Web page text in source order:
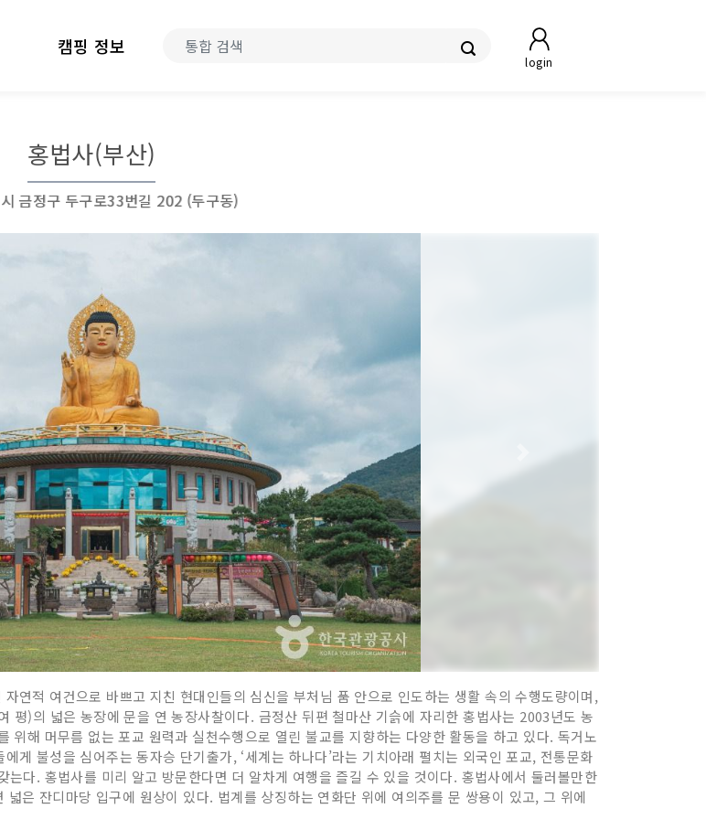
login
캠핑 정보
홍법사(부산)
금정구 두구로33번길 202 (두구동)
연적 여건으로 바쁘고 지친 현대인들의 심신을 부처님 품 안으로 인도하는 생활 속의 수행도량이며,
)의 넓은 농장에 문을 연 농장사찰이다. 금정산 뒤편 철마산 기슭에 자리한 홍법사는 2003년도 농
위해 머무름 없는 포교 원력과 실천수행으로 열린 불교를 지향하는 다양한 활동을 하고 있다. 독거노
게 불성을 심어주는 동자승 단기출가, ‘세계는 하나다’라는 기치아래 펼치는 외국인 포교, 전통문화
다. 홍법사를 미리 알고 방문한다면 더 알차게 여행을 즐길 수 있을 것이다. 홍법사에서 둘러볼만한
은 잔디마당 입구에 원상이 있다. 법계를 상징하는 연화단 위에 여의주를 문 쌍용이 있고, 그 위에